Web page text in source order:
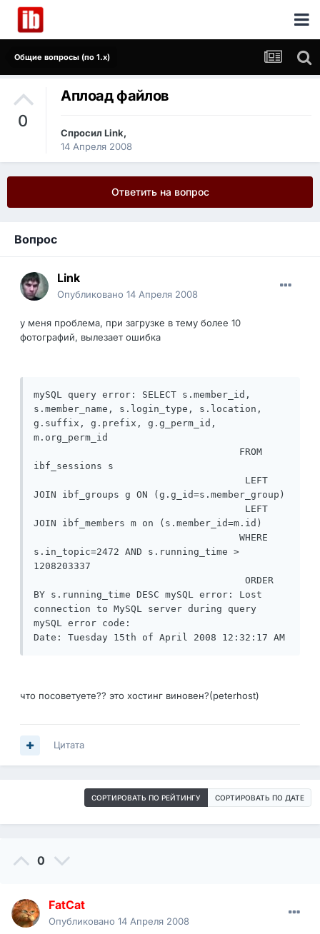
Общие вопросы (по 1.x)
0
Аплоад файлов
Спросил Link,
14 Апреля 2008
Ответить на вопрос
Вопрос
Link
Опубликовано 14 Апреля 2008
у меня проблема, при загрузке в тему более 10
фотографий, вылезает ошибка
mySQL query error: SELECT s.member_id,
s.member_name, s.login_type, s.location,
g.suffix, g.prefix, g.g_perm_id,
m.org_perm_id
ibf_sessions s
JOIN ibf_groups g ON (g.g_id=s.member_group)
JOIN ibf_members m on (s.member_id=m.id)
s.in_topic=2472 AND s.running_time >
1208203337
BY s.running_time DESC mySQL error: Lost
connection to MySQL server during query
mySQL error code:
Date: Tuesday 15th of April 2008 12:32:17 AM
что посоветуете?? это хостинг виновен?(peterhost)
Цитата
СОРТИРОВАТЬ ПО РЕЙТИНГУ СОРТИРОВАТЬ ПО ДАТЕ
0
FatCat
Опубликовано 14 Апреля 2008